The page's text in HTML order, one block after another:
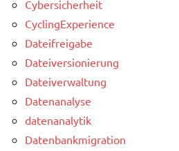
Cybersicherheit
CyclingExperience
Dateifreigabe
Dateiversionierung
Dateiverwaltung
Datenanalyse
datenanalytik
Datenbankmigration